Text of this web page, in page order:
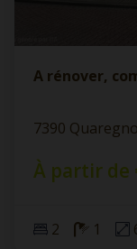
A rénover,
7390
À partir de
2 1